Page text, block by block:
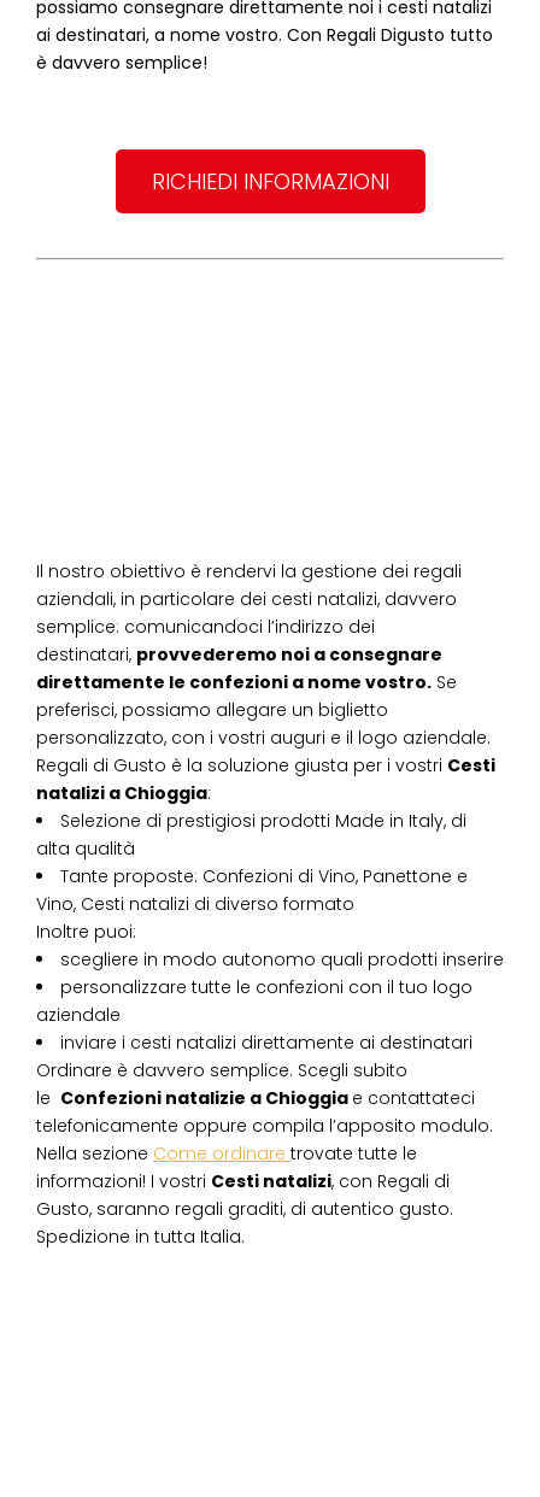
possiamo consegnare direttamente noi i cesti natalizi
ai destinatari, a nome vostro. Con Regali Digusto tutto
è davvero semplice!
RICHIEDI INFORMAZIONI
Il nostro obiettivo è rendervi la gestione dei regali
aziendali, in particolare dei cesti natalizi, davvero
semplice: comunicandoci l’indirizzo dei
destinatari, provvederemo noi a consegnare
direttamente le confezioni a nome vostro. Se
preferisci, possiamo allegare un biglietto
personalizzato, con i vostri auguri e il logo aziendale.
Regali di Gusto è la soluzione giusta per i vostri Cesti
natalizi a Chioggia:
Selezione di prestigiosi prodotti Made in Italy, di
alta qualità
Tante proposte: Confezioni di Vino, Panettone e
Vino, Cesti natalizi di diverso formato
Inoltre puoi:
scegliere in modo autonomo quali prodotti inserire
personalizzare tutte le confezioni con il tuo logo
aziendale
inviare i cesti natalizi direttamente ai destinatari
Ordinare è davvero semplice. Scegli subito
le Confezioni natalizie a Chioggia e contattateci
telefonicamente oppure compila l’apposito modulo.
Nella sezione Come ordinare trovate tutte le
informazioni! I vostri Cesti natalizi, con Regali di
Gusto, saranno regali graditi, di autentico gusto.
Spedizione in tutta Italia.